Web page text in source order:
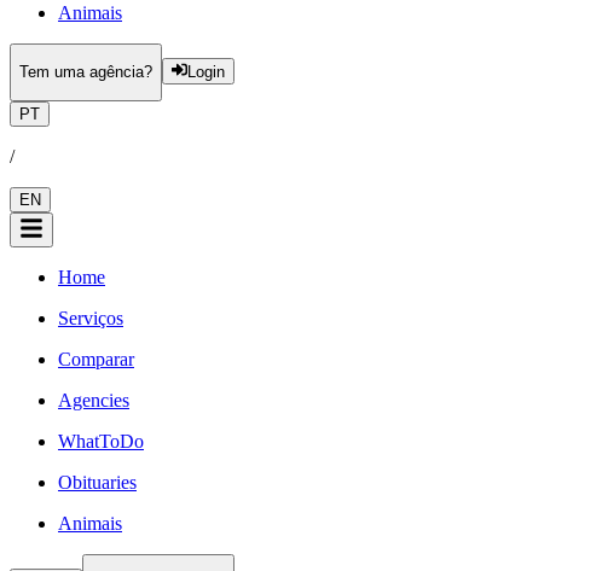
Animais
Tem uma agência? Login
PT
/
EN
Home
Serviços
Comparar
Agencies
WhatToDo
Obituaries
Animais